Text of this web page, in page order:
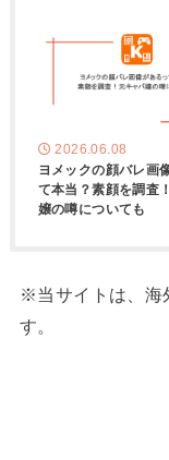
2026.06.08
ヨメックの顔バレ画
て本当？素顔を調査
嬢の噂についても
※当サイトは、海
す。